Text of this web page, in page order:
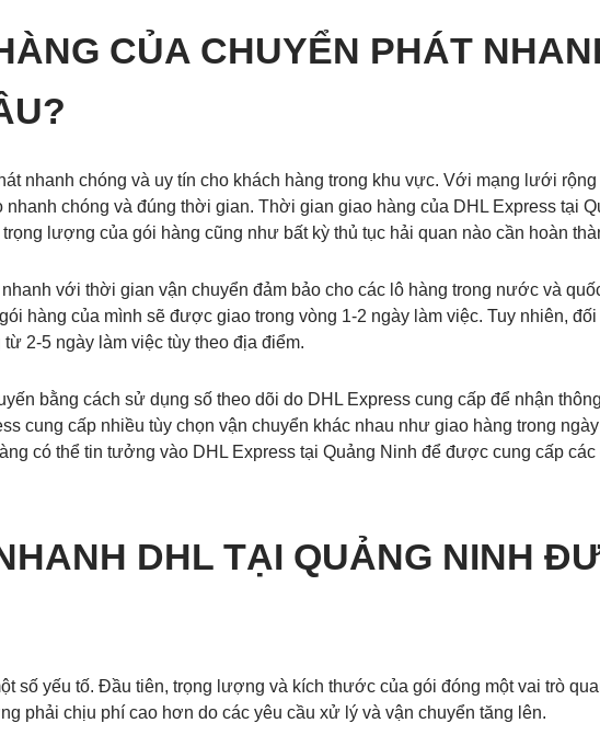
CỦA CHUYỂN PHÁT
nhanh chóng và uy tín cho khách hàng trong khu vực. Với mạng lưới
chóng và đúng thời gian. Thời gian giao hàng của DHL Express tại
lượng của gói hàng cũng như bất kỳ thủ tục hải quan nào cần hoàn
với thời gian vận chuyển đảm bảo cho các lô hàng trong nước và
hàng của mình sẽ được giao trong vòng 1-2 ngày làm việc. Tuy nhiên,
2-5 ngày làm việc tùy theo địa điểm.
bằng cách sử dụng số theo dõi do DHL Express cung cấp để nhận
cung cấp nhiều tùy chọn vận chuyển khác nhau như giao hàng trong
có thể tin tưởng vào DHL Express tại Quảng Ninh để được cung cấp
DHL TẠI QUẢNG NINH
số yếu tố. Đầu tiên, trọng lượng và kích thước của gói đóng một vai trò
phải chịu phí cao hơn do các yêu cầu xử lý và vận chuyển tăng lên.